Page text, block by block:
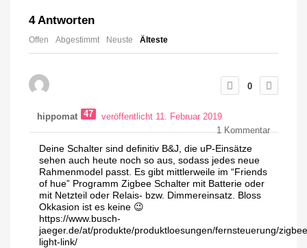
4Antworten
Offen Abgestimmt Neuste Älteste
0
hippomat 47
veröffentlicht 11. Februar 2019
1Kommentar
Deine Schalter sind definitiv B&J, die uP-Einsätze
sehen auch heute noch so aus, sodass jedes neue
Rahmenmodel passt. Es gibt mittlerweile im “Friends
of hue” Programm Zigbee Schalter mit Batterie oder
mit Netzteil oder Relais- bzw. Dimmereinsatz. Bloss
Okkasion ist es keine 😉
https://www.busch-
jaeger.de/at/produkte/produktloesungen/fernsteuerung/
light-link/